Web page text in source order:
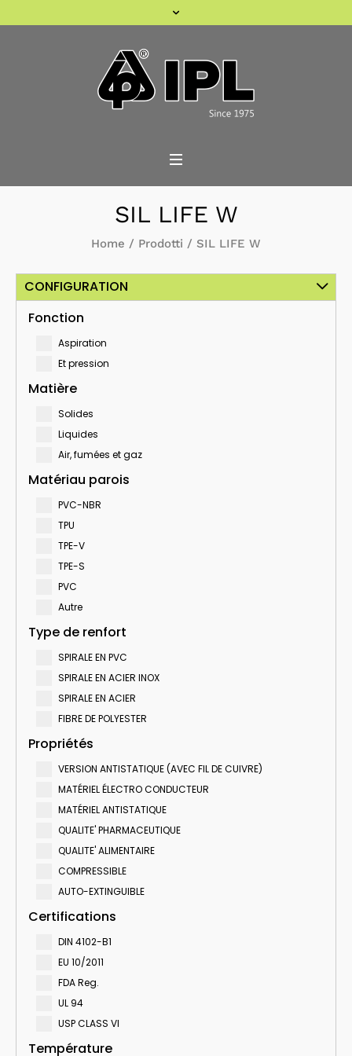
SIL LIFE W
Home / Prodotti / SIL LIFE W
CONFIGURATION
Fonction
Aspiration
Et pression
Matière
Solides
Liquides
Air, fumées et gaz
Matériau parois
PVC-NBR
TPU
TPE-V
TPE-S
PVC
Autre
Type de renfort
SPIRALE EN PVC
SPIRALE EN ACIER INOX
SPIRALE EN ACIER
FIBRE DE POLYESTER
Propriétés
VERSION ANTISTATIQUE (AVEC FIL DE CUIVRE)
MATÉRIEL ÉLECTRO CONDUCTEUR
MATÉRIEL ANTISTATIQUE
QUALITE' PHARMACEUTIQUE
QUALITE' ALIMENTAIRE
COMPRESSIBLE
AUTO-EXTINGUIBLE
Certifications
DIN 4102-B1
EU 10/2011
FDA Reg.
UL 94
USP CLASS VI
Température